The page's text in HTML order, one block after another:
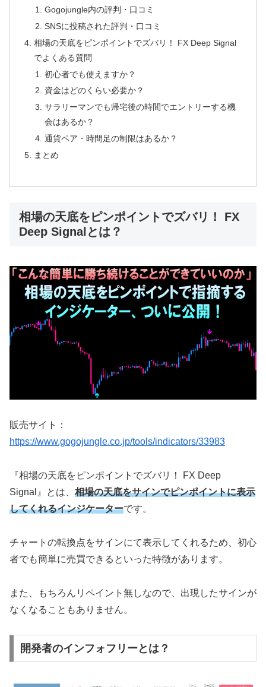
Gogojungle内の評判・口コミ
SNSに投稿された評判・口コミ
相場の天底をピンポイントでズバリ！ FX Deep Signal
でよくある質問
初心者でも使えますか？
資金はどのくらい必要か？
サラリーマンでも帰宅後の時間でエントリーする機
会はあるか？
通貨ペア・時間足の制限はあるか？
まとめ
相場の天底をピンポイントでズバリ！ FX
Deep Signalとは？
販売サイト：
https://www.gogojungle.co.jp/tools/indicators/33983
『相場の天底をピンポイントでズバリ！ FX Deep
Signal』とは、 相場の天底をサインでピンポイントに表示
してくれるインジケーターです。
チャートの転換点をサインにて表示してくれるため、初心
者でも簡単に売買できるといった特徴があります。
また、もちろんリペイント無しなので、出現したサインが
なくなることもありません。
開発者のインフォフリーとは？